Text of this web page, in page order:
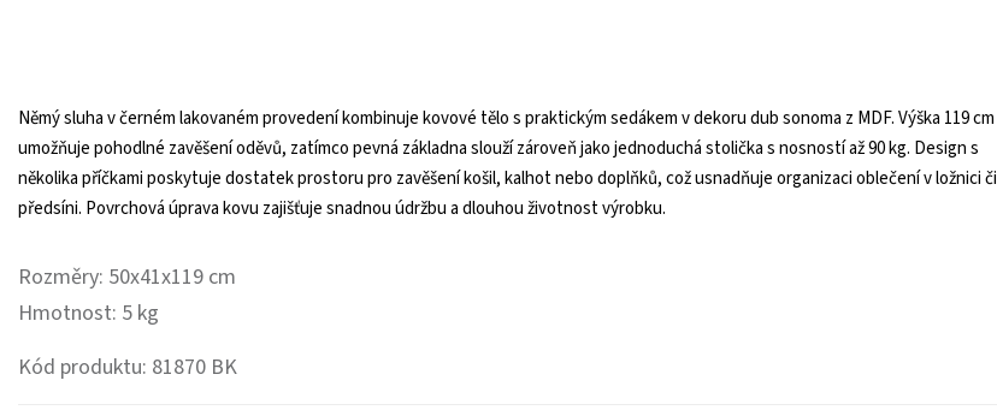
Němý sluha v černém lakovaném provedení kombinuje kovové tělo s praktickým sedákem v dekoru dub sonoma z MDF. Výška 119 cm
umožňuje pohodlné zavěšení oděvů, zatímco pevná základna slouží zároveň jako jednoduchá stolička s nosností až 90 kg. Design s
několika příčkami poskytuje dostatek prostoru pro zavěšení košil, kalhot nebo doplňků, což usnadňuje organizaci oblečení v ložnici či
předsíni. Povrchová úprava kovu zajišťuje snadnou údržbu a dlouhou životnost výrobku.
Rozměry: 50x41x119 cm
Hmotnost: 5 kg
Kód produktu: 81870 BK